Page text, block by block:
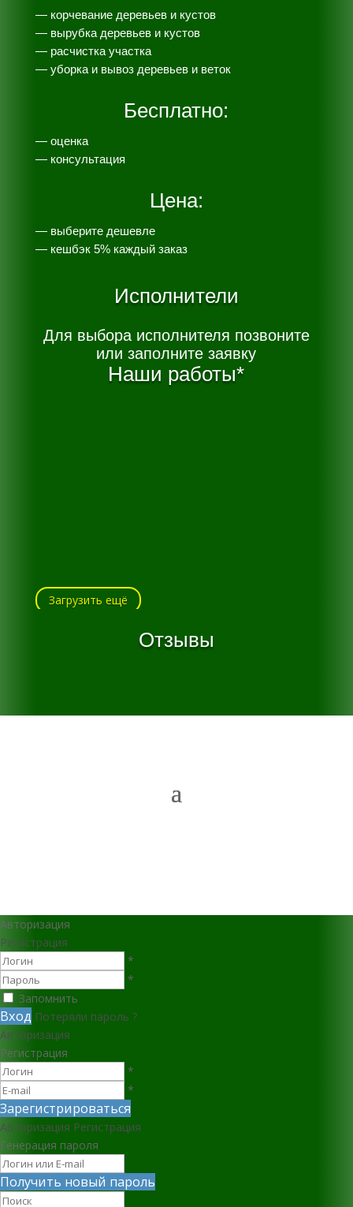
— корчевание деревьев и кустов
— вырубка деревьев и кустов
— расчистка участка
— уборка и вывоз деревьев и веток
Бесплатно:
— оценка
— консультация
Цена:
— выберите дешевле
— кешбэк 5% каждый заказ
Исполнители
Для выбора исполнителя позвоните
или заполните заявку
Наши работы*
Загрузить ещё
Отзывы
Авторизация
Регистрация
*
*
Запомнить
Вход Потеряли пароль ?
Авторизация
Регистрация
*
*
Зарегистрироваться
Авторизация Регистрация
Генерация пароля
Получить новый пароль